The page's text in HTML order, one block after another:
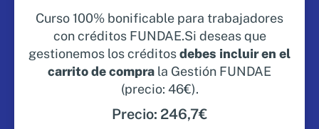
Curso 100% bonificable para trabajadores
con créditos FUNDAE.Si deseas que
gestionemos los créditosdebes incluir en el
carrito de compra la Gestión FUNDAE
(precio: 46€).
Precio: 246,7€